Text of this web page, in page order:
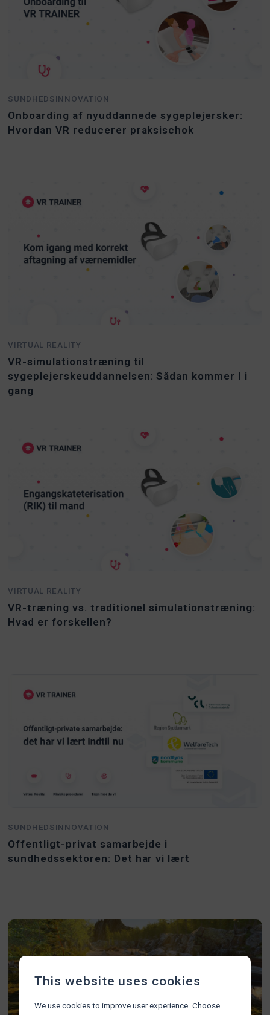
SUNDHEDSINNOVATION
Onboarding af nyuddannede sygeplejersker:
Hvordan VR reducerer praksischok
VIRTUAL REALITY
VR-simulationstræning til
sygeplejerskeuddannelsen: Sådan kommer I i
gang
VIRTUAL REALITY
VR-træning vs. traditionel simulationstræning:
Hvad er forskellen?
SUNDHEDSINNOVATION
Offentligt-privat samarbejde i
sundhedssektoren: Det har vi lært
This website uses cookies
We use cookies to improve user experience. Choose